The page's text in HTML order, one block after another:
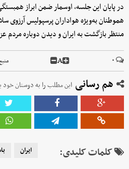
در پایان این جلسه، اوسمار ضمن ابراز
هموطنان به‌ویژه هواداران پرسپولیس آرزوی
منتظر بازگشت به ایران و دیدن دوباره مردم
۰ A
هم رسانی این مطلب را به دوستان خود
کلمات کلیدی: ایران